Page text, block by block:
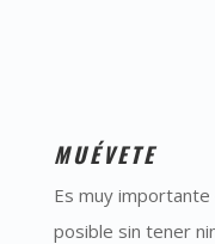
MUÉVETE
Es muy
posible sin tener